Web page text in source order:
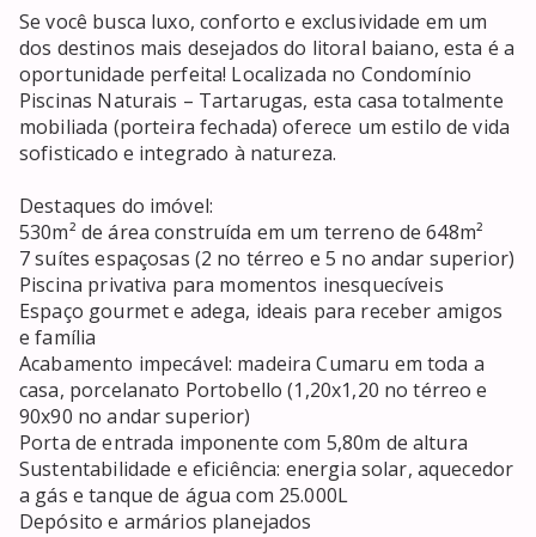
Se você busca luxo, conforto e exclusividade em um
dos destinos mais desejados do litoral baiano, esta é a
oportunidade perfeita! Localizada no Condomínio
Piscinas Naturais – Tartarugas, esta casa totalmente
mobiliada (porteira fechada) oferece um estilo de vida
sofisticado e integrado à natureza.
Destaques do imóvel:
530m² de área construída em um terreno de 648m²
7 suítes espaçosas (2 no térreo e 5 no andar superior)
Piscina privativa para momentos inesquecíveis
Espaço gourmet e adega, ideais para receber amigos
e família
Acabamento impecável: madeira Cumaru em toda a
casa, porcelanato Portobello (1,20x1,20 no térreo e
90x90 no andar superior)
Porta de entrada imponente com 5,80m de altura
Sustentabilidade e eficiência: energia solar, aquecedor
a gás e tanque de água com 25.000L
Depósito e armários planejados